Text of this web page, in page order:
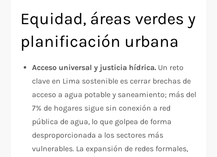
Equidad, áreas verdes y
planificación urbana
Acceso universal y justicia hídrica. Un reto
clave en Lima sostenible es cerrar brechas de
acceso a agua potable y saneamiento; más del
7% de hogares sigue sin conexión a red
pública de agua, lo que golpea de forma
desproporcionada a los sectores más
vulnerables. La expansión de redes formales,